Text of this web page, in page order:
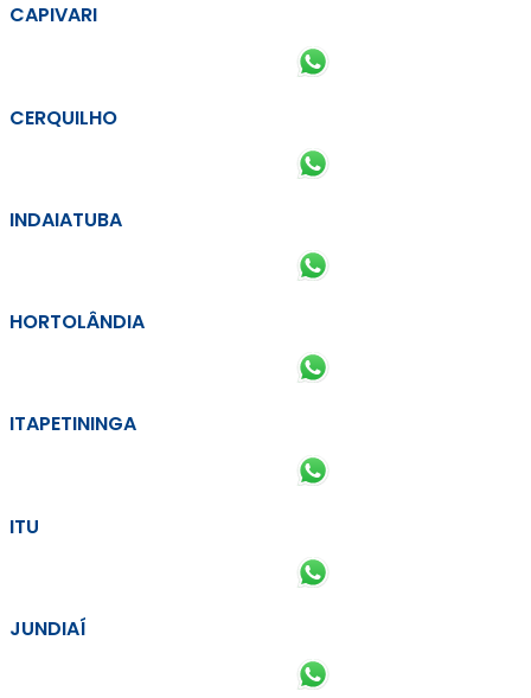
CAPIVARI
CERQUILHO
INDAIATUBA
HORTOLÂNDIA
ITAPETININGA
ITU
JUNDIAÍ